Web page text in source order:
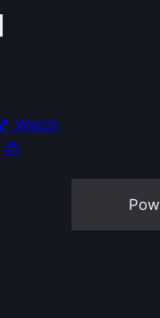
🎵 Watch
📩